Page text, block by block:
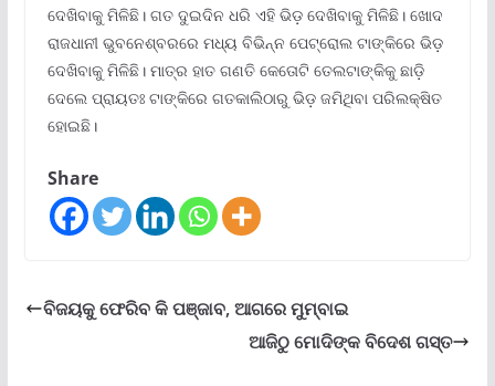
ଦେଖିବାକୁ ମିଳିଛି। ଗତ ଦୁଇଦିନ ଧରି ଏହି ଭିଡ଼ ଦେଖିବାକୁ ମିଳିଛି। ଖୋଦ
ରାଜଧାନୀ ଭୁବନେଶ୍ବରରେ ମଧ୍ୟ ବିଭିନ୍ନ ପେଟ୍ରୋଲ ଟାଙ୍କିରେ ଭିଡ଼
ଦେଖିବାକୁ ମିଳିଛି। ମାତ୍ର ହାତ ଗଣତି କେତୋଟି ତେଲଟାଙ୍କିକୁ ଛାଡ଼ି
ଦେଲେ ପ୍ରାୟତଃ ଟାଙ୍କିରେ ଗତକାଲିଠାରୁ ଭିଡ଼ ଜମିଥିବା ପରିଲକ୍ଷିତ
ହୋଇଛି।
Share
ବିଜୟକୁ ଫେରିବ କି ପଞ୍ଜାବ, ଆଗରେ ମୁମ୍ବାଇ
ଆଜିଠୁ ମୋଦିଙ୍କ ବିଦେଶ ଗସ୍ତ